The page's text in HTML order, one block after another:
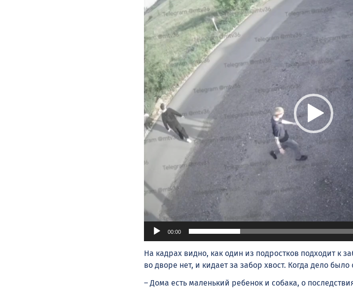
00:00
На кадрах видно, как один из подростков подходит к
во дворе нет, и кидает за забор хвост. Когда дело
– Дома есть маленький ребенок и собака, о